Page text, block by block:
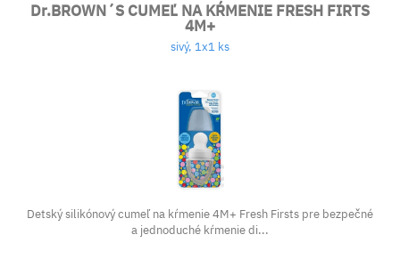
Dr.BROWN´S CUMEĽ NA KŔMENIE FRESH FIRTS
4M+
sivý, 1x1 ks
Detský silikónový cumeľ na kŕmenie 4M+ Fresh Firsts pre bezpečné
a jednoduché kŕmenie di...